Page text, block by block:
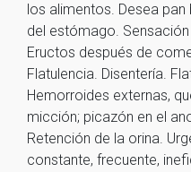
los alimentos. Desea
del estómago.
Eructos después de
Flatulencia. Disentería.
Hemorroides externas,
micción; picazón en el
Retención de la orina.
constante, frecuente,